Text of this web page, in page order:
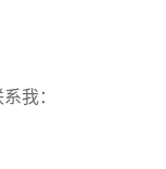
我：